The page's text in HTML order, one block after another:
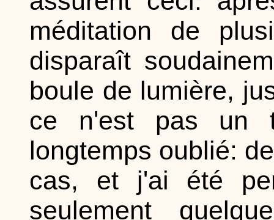
méditation de
disparaît
boule de lumière,
ce n'est pas un
longtemps oublié:
cas, et j'ai été
seulement